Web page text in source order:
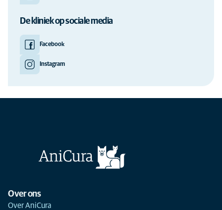
De kliniek op sociale media
Facebook
Instagram
Over ons
Over AniCura